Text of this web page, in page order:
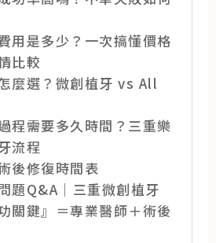
用是多少？一次搞懂價格
比較
麼選？微創植牙 vs All
程需要多久時間？三重樂
流程
後修復時間表
題Q&A｜三重微創植牙
關鍵』＝專業醫師＋術後